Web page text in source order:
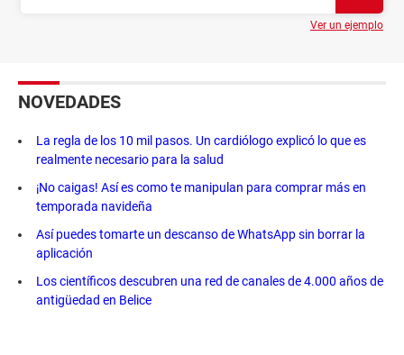
Ver un ejemplo
NOVEDADES
La regla de los 10 mil pasos. Un cardiólogo explicó lo que es
realmente necesario para la salud
¡No caigas! Así es como te manipulan para comprar más en
temporada navideña
Así puedes tomarte un descanso de WhatsApp sin borrar la
aplicación
Los científicos descubren una red de canales de 4.000 años de
antigüedad en Belice